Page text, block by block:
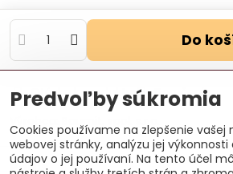
Do
Otázka k produktu
Doručenia
Výrobca:
Baumit, spol. s.r.o.
Popis
Predvoľby súkromia
Cookies používame na zlepšenie vašej
webovej stránky, analýzu jej
údajov o jej používaní. Na tento účel